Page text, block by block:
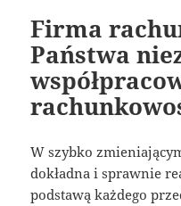
Firma
Państwa
W szybko
dokładna i sprawnie
podstawą każdego